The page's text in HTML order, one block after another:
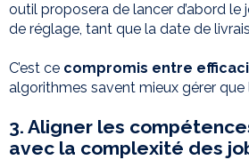
outil proposera de lancer d’abord le
de réglage, tant que la date de
C’est ce compromis entre
algorithmes savent mieux gérer que
3. Aligner les
avec la complexité des